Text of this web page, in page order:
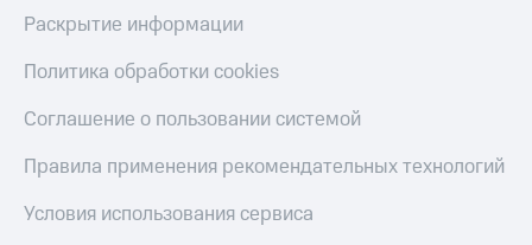
Раскрытие информации
Политика обработки cookies
Соглашение о пользовании системой
Правила применения рекомендательных технологий
Условия использования сервиса